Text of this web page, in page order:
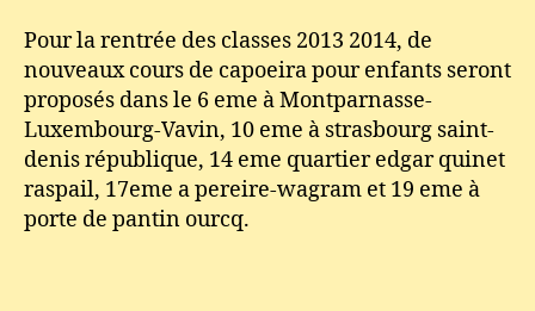
Pour la rentrée des classes 2013 2014, de
nouveaux cours de capoeira pour enfants seront
proposés dans le 6 eme à Montparnasse-
Luxembourg-Vavin, 10 eme à strasbourg saint-
denis république, 14 eme quartier edgar quinet
raspail, 17eme a pereire-wagram et 19 eme à
porte de pantin ourcq.